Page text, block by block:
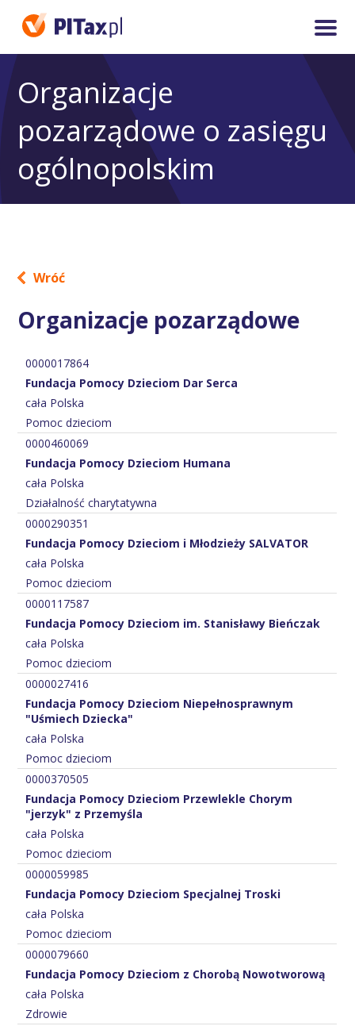
Organizacje
pozarządowe o zasięgu
ogólnopolskim
Wróć
Organizacje pozarządowe
0000017864
Fundacja Pomocy Dzieciom Dar Serca
cała Polska
Pomoc dzieciom
0000460069
Fundacja Pomocy Dzieciom Humana
cała Polska
Działalność charytatywna
0000290351
Fundacja Pomocy Dzieciom i Młodzieży SALVATOR
cała Polska
Pomoc dzieciom
0000117587
Fundacja Pomocy Dzieciom im. Stanisławy Bieńczak
cała Polska
Pomoc dzieciom
0000027416
Fundacja Pomocy Dzieciom Niepełnosprawnym
"Uśmiech Dziecka"
cała Polska
Pomoc dzieciom
0000370505
Fundacja Pomocy Dzieciom Przewlekle Chorym
"jerzyk" z Przemyśla
cała Polska
Pomoc dzieciom
0000059985
Fundacja Pomocy Dzieciom Specjalnej Troski
cała Polska
Pomoc dzieciom
0000079660
Fundacja Pomocy Dzieciom z Chorobą Nowotworową
cała Polska
Zdrowie